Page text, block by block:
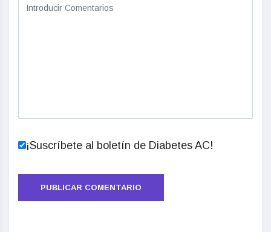
¡Suscríbete al boletín de Diabetes AC!